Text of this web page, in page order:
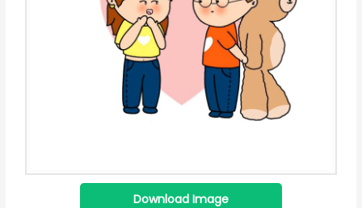
Download Image